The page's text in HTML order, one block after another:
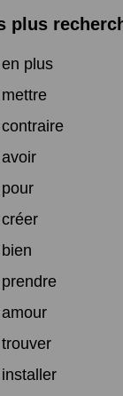
plus
en plus
mettre
contraire
avoir
pour
créer
bien
prendre
amour
trouver
installer